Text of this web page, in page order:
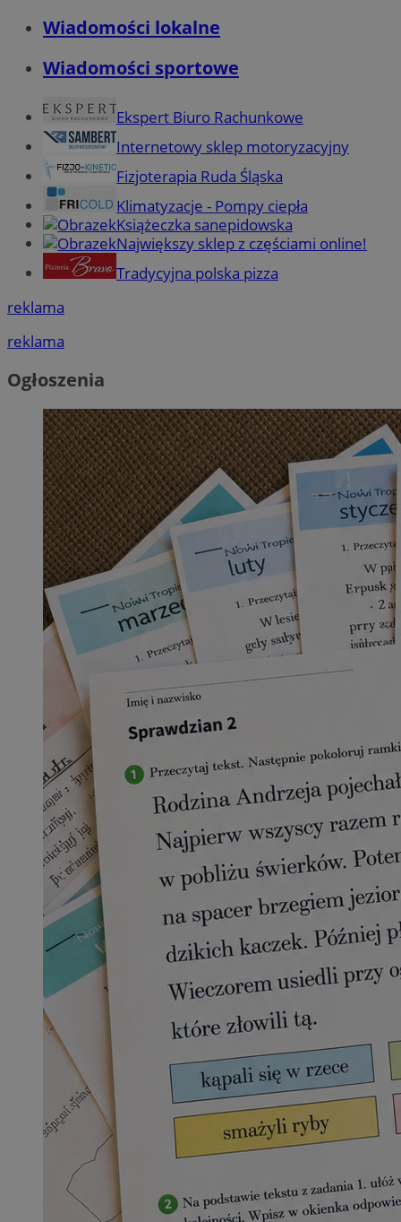
Wiadomości lokalne
Wiadomości sportowe
Ekspert Biuro Rachunkowe
Internetowy sklep motoryzacyjny
Fizjoterapia Ruda Śląska
Klimatyzacje - Pompy ciepła
Książeczka sanepidowska
Największy sklep z częściami online!
Tradycyjna polska pizza
reklama
reklama
Ogłoszenia